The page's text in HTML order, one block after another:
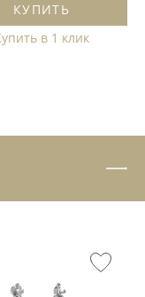
КУПИТЬ
в 1 клик